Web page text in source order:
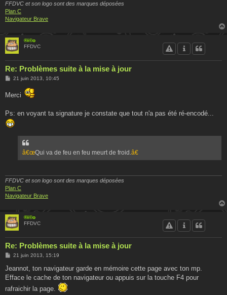
FFDVC et son logo sont des marques déposées
Plan C
Navigateur Brave
®i©o
FFDVC
Re: Problèmes suite à la mise à jour
M
s
e
21 juin 2013, 10:45
Merci
Ps: en voyant ta signature je constate que tout n'a pas été ré-encodé...
â€œQui va de feu en feu meurt de froid. â€
FFDVC et son logo sont des marques déposées
Plan C
Navigateur Brave
®i©o
FFDVC
Re: Problèmes suite à la mise à jour
M
s
a
g
e
21 juin 2013, 15:19
Jeannot, ton navigateur garde en mémoire cette page avec ton mp.
Efface le cache de ton navigateur ou appuis sur la touche F4 pour
rafraichir la page.